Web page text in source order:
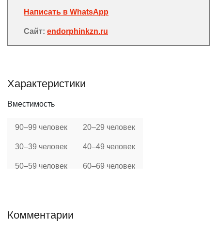
Написать в WhatsApp
Сайт: endorphinkzn.ru
Характеристики
Вместимость
90–99 человек 20–29 человек
30–39 человек 40–49 человек
50–59 человек 60–69 человек
Тип
Комментарии